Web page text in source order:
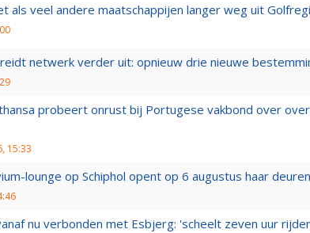
als veel andere maatschappijen langer weg uit
netwerk verder uit: opnieuw drie nieuwe
probeert onrust bij Portugese vakbond over
15:33
lounge op Schiphol opent op 6 augustus haar deuren
nu verbonden met Esbjerg: 'scheelt zeven uur